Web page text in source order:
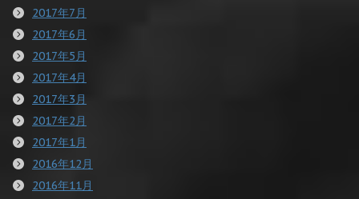
2017年7月
2017年6月
2017年5月
2017年4月
2017年3月
2017年2月
2017年1月
2016年12月
2016年11月